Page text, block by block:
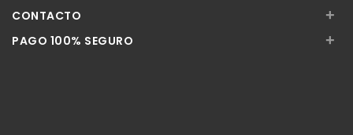
CONTACTO +
PAGO 100% SEGURO +